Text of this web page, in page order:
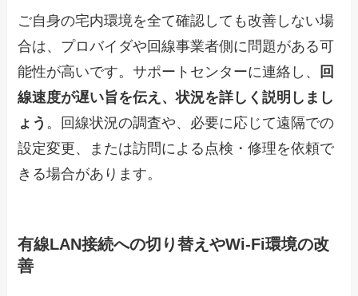
ご自身の宅内環境を全て確認しても改善しない場
合は、プロバイダや回線事業者側に問題がある可
能性が高いです。サポートセンターに連絡し、
回
線速度が遅い旨を伝え、状況を詳しく説明しまし
ょう 。回線状況の調査や、必要に応じて遠隔での
設定変更、または訪問による点検・修理を依頼で
きる場合があります。
有線LAN接続への切り替えやWi-Fi環境の改
善